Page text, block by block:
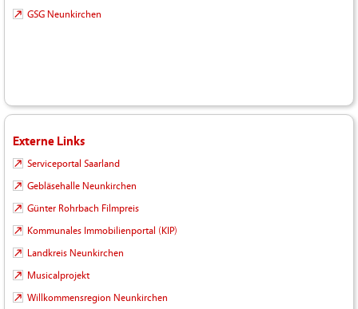
GSG Neunkirchen
Externe Links
Serviceportal Saarland
Gebläsehalle Neunkirchen
Günter Rohrbach Filmpreis
Kommunales Immobilienportal (KIP)
Landkreis Neunkirchen
Musicalprojekt
Willkommensregion Neunkirchen